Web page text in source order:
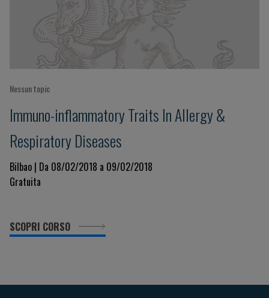
Nessun topic
Immuno-inflammatory Traits In Allergy &
Respiratory Diseases
Bilbao | Da 08/02/2018 a 09/02/2018
Gratuita
SCOPRI CORSO